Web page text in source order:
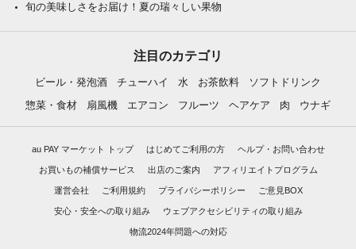
旬の美味しさをお届け！夏の瑞々しい果物
注目のカテゴリ
ビール・発泡酒 チューハイ 水 お茶飲料
ソフトドリンク
惣菜・食材
扇風機 エアコン フルーツ ヘアケア 肉 ウナギ
au PAY マーケット トップ はじめてご利用の方 ヘルプ・お問い合わせ
お買いもの補償サービス 出店のご案内 アフィリエイトプログラム
運営会社 ご利用規約 プライバシーポリシー ご意見BOX
安心・安全への取り組み ウェブアクセシビリティの取り組み
物流2024年問題への対応